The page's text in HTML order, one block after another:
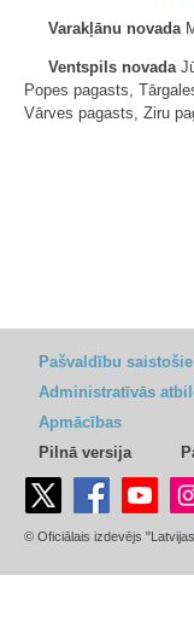
Varakļānu novada
Ventspils novada
Popes pagasts,
Vārves pagasts, Ziru
Pašvaldību
Administratīvās
Apmācības
Pilnā versija
© Oficiālais izdevējs